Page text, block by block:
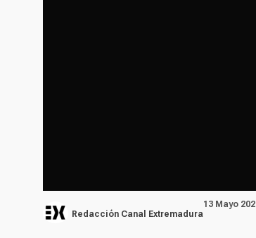
Redacción Canal Extremadura
13 Mayo